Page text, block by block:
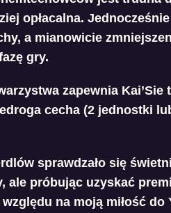
opłacalna.
a mianowicie
gry.
zapewnia
cecha (2 jednostki
sprawdzało się
ale próbując uzyskać
na moją miłość